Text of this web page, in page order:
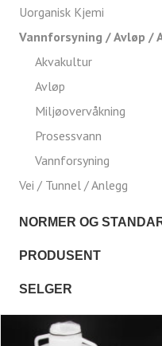
Uorganisk Kjemi
Vannforsyning / Avløp /
Akvakultur
Avløp
Miljøovervåkning
Prosessvann
Vannforsyning
Vei / Tunnel / Anlegg
NORMER OG
PRODUSENT
SELGER